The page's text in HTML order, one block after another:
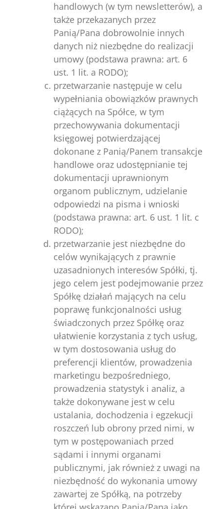
handlowych (w tym newsletterów), a
także przekazanych przez
Panią/Pana dobrowolnie innych
danych niż niezbędne do realizacji
umowy (podstawa prawna: art. 6
ust. 1 lit. a RODO);
przetwarzanie następuje w celu
wypełniania obowiązków prawnych
ciążących na Spółce, w tym
przechowywania dokumentacji
księgowej potwierdzającej
dokonane z Panią/Panem transakcje
handlowe oraz udostępnianie tej
dokumentacji uprawnionym
organom publicznym, udzielanie
odpowiedzi na pisma i wnioski
(podstawa prawna: art. 6 ust. 1 lit. c
RODO);
przetwarzanie jest niezbędne do
celów wynikających z prawnie
uzasadnionych interesów Spółki, tj.
jego celem jest podejmowanie przez
Spółkę działań mających na celu
poprawę funkcjonalności usług
świadczonych przez Spółkę oraz
ułatwienie korzystania z tych usług,
w tym dostosowania usług do
preferencji klientów, prowadzenia
marketingu bezpośredniego,
prowadzenia statystyk i analiz, a
także dokonywane jest w celu
ustalania, dochodzenia i egzekucji
roszczeń lub obrony przed nimi, w
tym w postępowaniach przed
sądami i innymi organami
publicznymi, jak również z uwagi na
niezbędność do wykonania umowy
zawartej ze Spółką, na potrzeby